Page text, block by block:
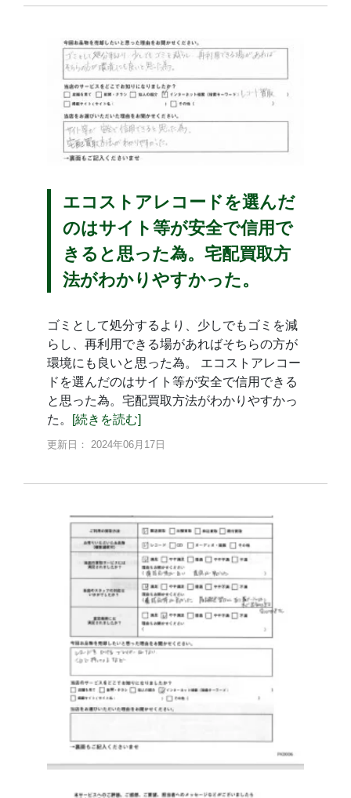
エコストアレコードを選んだ
のはサイト等が安全で信用で
きると思った為。宅配買取方
法がわかりやすかった。
ゴミとして処分するより、少しでもゴミを減
らし、再利用できる場があればそちらの方が
環境にも良いと思った為。 エコストアレコー
ドを選んだのはサイト等が安全で信用できる
と思った為。宅配買取方法がわかりやすかっ
た。
[続きを読む]
更新日： 2024年06月17日